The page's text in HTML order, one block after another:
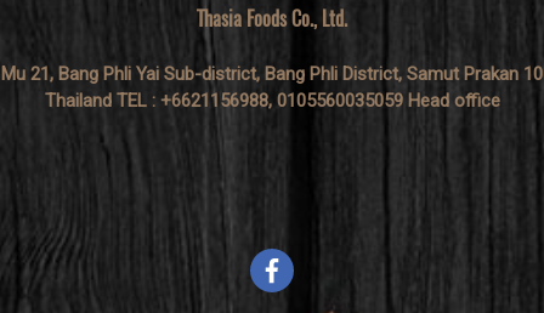
Thasia Foods Co., Ltd.
21, Bang Phli Yai Sub-district, Bang Phli District, Samut Prakan
Thailand TEL : +6621156988, 0105560035059 Head office